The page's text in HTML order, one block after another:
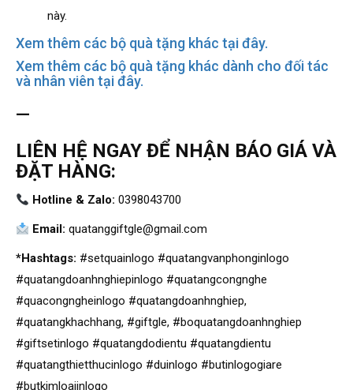
này.
Xem thêm các bộ quà tặng khác tại đây.
Xem thêm các bộ quà tặng khác dành cho đối tác
và nhân viên tại đây.
—
LIÊN HỆ NGAY ĐỂ NHẬN BÁO GIÁ VÀ
ĐẶT HÀNG:
Hotline & Zalo: 0398043700
Email: quatanggiftgle@gmail.com
*Hashtags: #setquainlogo #quatangvanphonginlogo
#quatangdoanhnghiepinlogo #quatangcongnghe
#quacongngheinlogo #quatangdoanhnghiep,
#quatangkhachhang, #giftgle, #boquatangdoanhnghiep
#giftsetinlogo #quatangdodientu #quatangdientu
#quatangthietthucinlogo #duinlogo #butinlogogiare
#butkimloaiinlogo